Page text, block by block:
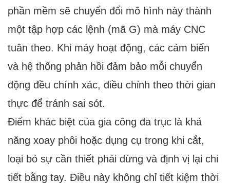
phần mềm sẽ chuyển đổi mô hình này thành
một tập hợp các lệnh (mã G) mà máy CNC
tuân theo. Khi máy hoạt động, các cảm biến
và hệ thống phản hồi đảm bảo mỗi chuyển
động đều chính xác, điều chỉnh theo thời gian
thực để tránh sai sót.
Điểm khác biệt của gia công đa trục là khả
năng xoay phôi hoặc dụng cụ trong khi cắt,
loại bỏ sự cần thiết phải dừng và định vị lại chi
tiết bằng tay. Điều này không chỉ tiết kiệm thời